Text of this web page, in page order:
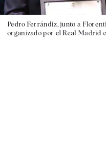
Pedro Ferrándiz, junto a
organizado por el Real Madrid